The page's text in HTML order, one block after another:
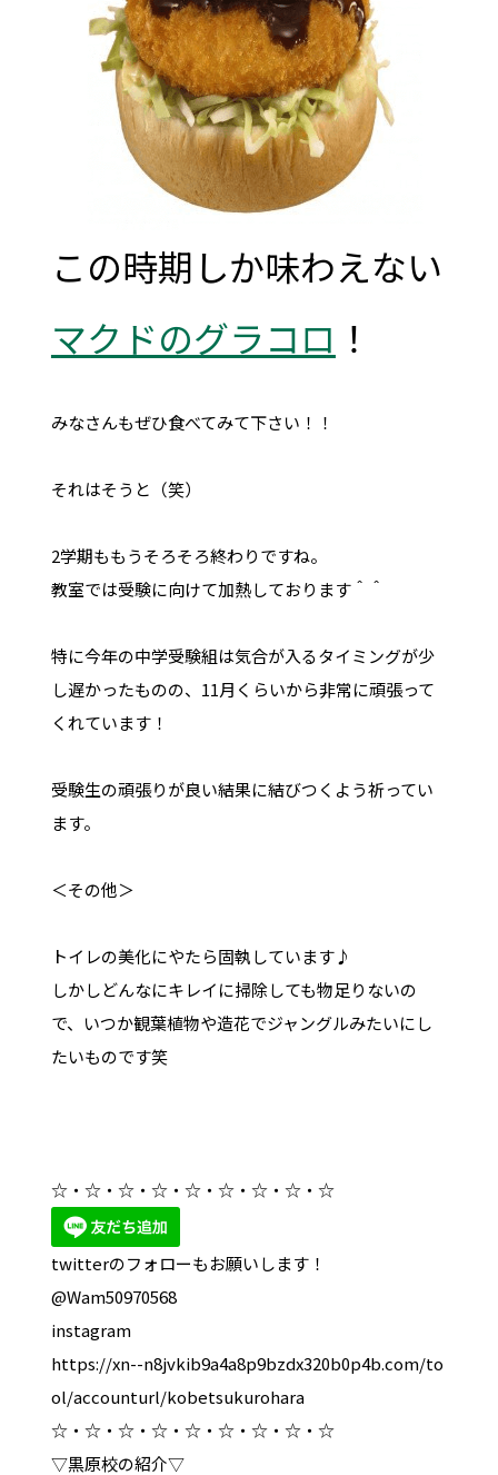
この時期しか味わえない
マクドのグラコロ ！
みなさんもぜひ食べてみて下さい！！
それはそうと（笑）
2学期ももうそろそろ終わりですね。
教室では受験に向けて加熱しております＾＾
特に今年の中学受験組は気合が入るタイミングが少
し遅かったものの、11月くらいから非常に頑張って
くれています！
受験生の頑張りが良い結果に結びつくよう祈ってい
ます。
＜その他＞
トイレの美化にやたら固執しています♪
しかしどんなにキレイに掃除しても物足りないの
で、いつか観葉植物や造花でジャングルみたいにし
たいものです笑
☆・☆・☆・☆・☆・☆・☆・☆・☆
twitterのフォローもお願いします！
@Wam50970568
instagram
https://xn--n8jvkib9a4a8p9bzdx320b0p4b.com/to
ol/accounturl/kobetsukurohara
☆・☆・☆・☆・☆・☆・☆・☆・☆
▽黒原校の紹介▽